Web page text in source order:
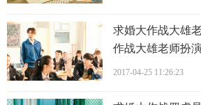
求婚大作战大雄
作战大雄老师扮
写真、生活照欣赏
2017-04-25 11:26:23